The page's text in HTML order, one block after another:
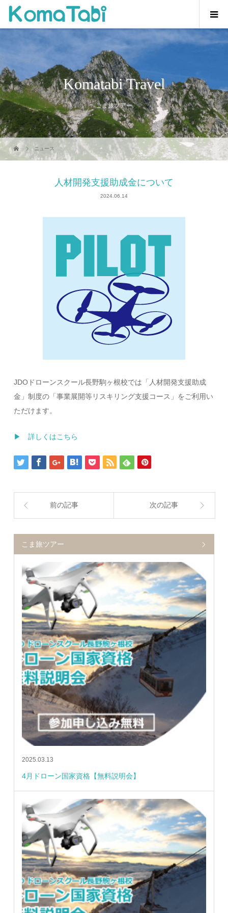
Komatabi Travel
こま旅ツアー
ニュース
人材開発支援助成金について
2024.06.14
JDOドローンスクール長野駒ヶ根校では「人材開発支援助成
金」制度の「事業展開等リスキリング支援コース」をご利用い
ただけます。
▶ 詳しくはこちら
前の記事 次の記事
こま旅ツアー
2025.03.13
4月ドローン国家資格【無料説明会】